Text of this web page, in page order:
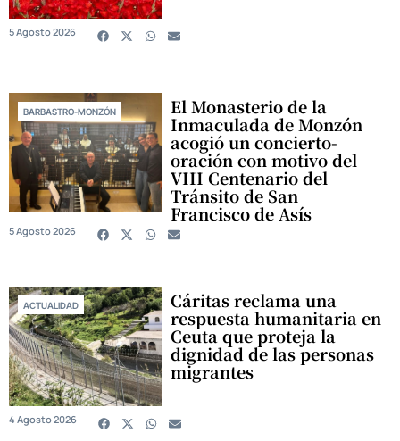
5 Agosto 2026
BARBASTRO-MONZÓN El Monasterio de la
Inmaculada de Monzón
acogió un concierto-
oración con motivo del
VIII Centenario del
Tránsito de San
Francisco de Asís
5 Agosto 2026
ACTUALIDAD Cáritas reclama una
respuesta humanitaria en
Ceuta que proteja la
dignidad de las personas
migrantes
4 Agosto 2026